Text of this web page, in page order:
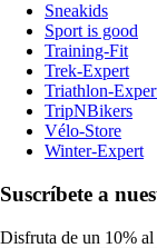
Sneakids
Sport is good
Training-Fit
Trek-Expert
Triathlon-
TripNBikers
Vélo-Store
Winter-Expert
Suscríbete a
Disfruta de un 10%